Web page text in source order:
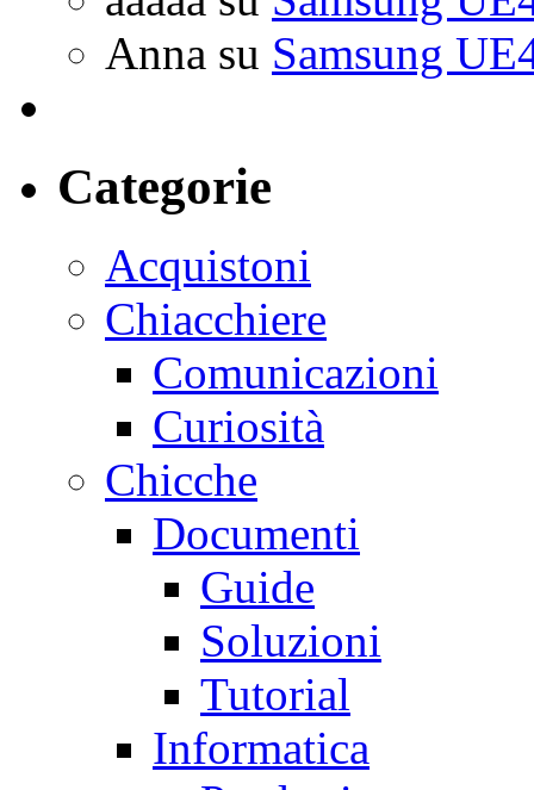
Anna su Samsung
Categorie
Acquistoni
Chiacchiere
Comunicazioni
Curiosità
Chicche
Documenti
Guide
Soluzioni
Tutorial
Informatica